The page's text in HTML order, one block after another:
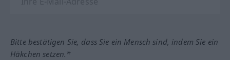
Bitte bestätigen Sie, dass Sie ein Mensch sind, indem Sie ein
Häkchen setzen.*